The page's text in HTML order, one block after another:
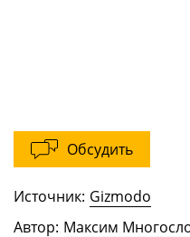
Обсудить
Источник: Gizmodo
Автор: Максим